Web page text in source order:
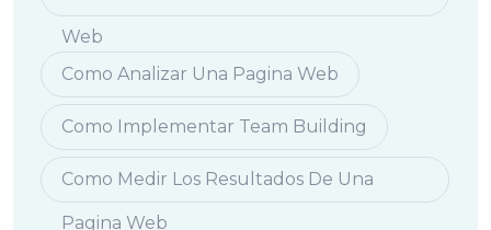
Web
Como Analizar Una Pagina Web
Como Implementar Team Building
Como Medir Los Resultados De Una
Pagina Web